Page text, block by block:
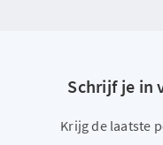
Schrijf je in
Krijg de laatste